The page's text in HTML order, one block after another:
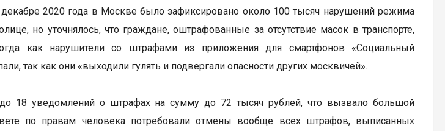
декабре 2020 года в Москве было зафиксировано около 100 тысяч нарушений режима
но уточнялось, что граждане, оштрафованные за отсутствие масок в транспорте,
как нарушители со штрафами из приложения для смартфонов «Социальный
так как они «выходили гулять и подвергали опасности других москвичей».
18 уведомлений о штрафах на сумму до 72 тысяч рублей, что вызвало большой
по правам человека потребовали отмены вообще всех штрафов, выписанных